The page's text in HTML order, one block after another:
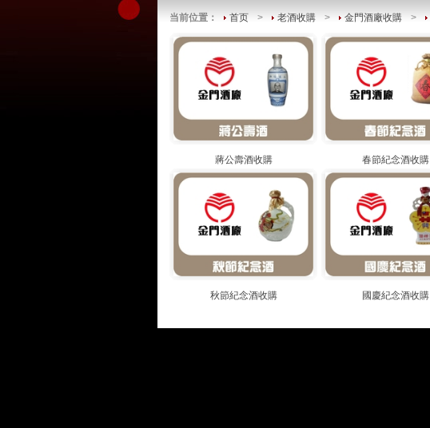
当前位置： 首页 > 老酒收購 > 金門酒廠收購 >
蔣公壽酒收購 春節紀念酒收購
秋節紀念酒收購 國慶紀念酒收購